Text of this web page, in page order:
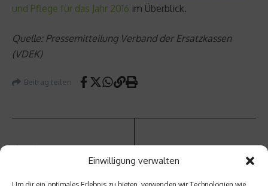
Einwilligung verwalten
Um dir ein optimales Erlebnis zu bieten, verwenden wir Technologien wie
und Pflege für das Jahr 2016 im Überblick.
Quelle: Pressemitteilung Verband der Ersatzkassen
(VDEK)
Beitrag teilen
vorheriger Beitrag
Heilge